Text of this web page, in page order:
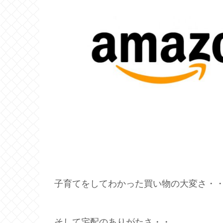
子育てをしてわかった買い物の大変さ・